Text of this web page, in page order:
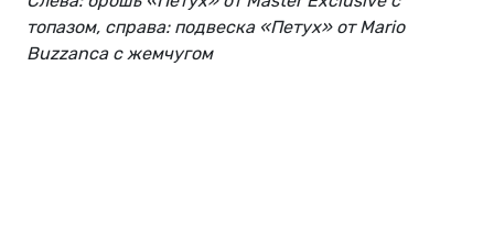
топазом, справа: подвеска «Петух» от Mario
Buzzanca с жемчугом